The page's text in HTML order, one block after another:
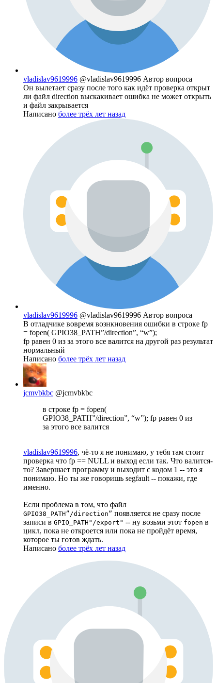
vladislav9619996 @vladislav9619996 Автор вопроса
Он вылетает сразу после того как идёт проверка открыт
ли файл direction выскакивает ошибка не может открыть
и файл закрывается
Написано более трёх лет назад
vladislav9619996 @vladislav9619996 Автор вопроса
В отладчике вовремя вознкновения ошибки в строке fp
= fopen( GPIO38_PATH”/direction”, “w”);
fp равен 0 из за этого все валится на другой раз результат
нормальный
Написано более трёх лет назад
jcmvbkbc @jcmvbkbc
в строке fp = fopen(
GPIO38_PATH”/direction”, “w”); fp равен 0 из
за этого все валится
vladislav9619996, чё-то я не понимаю, у тебя там стоит
проверка что fp == NULL и выход если так. Что валится-
то? Завершает программу и выходит с кодом 1 -- это я
понимаю. Но ты же говоришь segfault -- покажи, где
именно.
Если проблема в том, что файл
GPIO38_PATH”/direction” появляется не сразу после
записи в GPIO_PATH"/export" -- ну возьми этот fopen в
цикл, пока не откроется или пока не пройдёт время,
которое ты готов ждать.
Написано более трёх лет назад